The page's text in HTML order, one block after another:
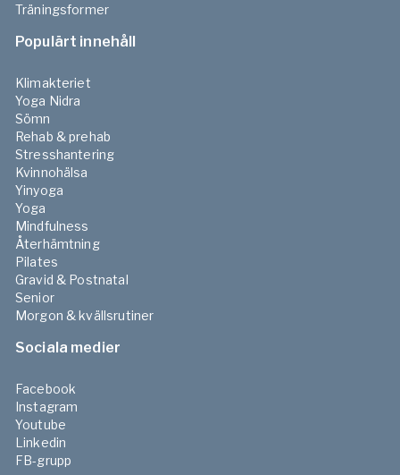
Träningsformer
Populärt innehåll
Klimakteriet
Yoga Nidra
Sömn
Rehab & prehab
Stresshantering
Kvinnohälsa
Yinyoga
Yoga
Mindfulness
Återhämtning
Pilates
Gravid & Postnatal
Senior
Morgon & kvällsrutiner
Sociala medier
Facebook
Instagram
Youtube
Linkedin
FB-grupp